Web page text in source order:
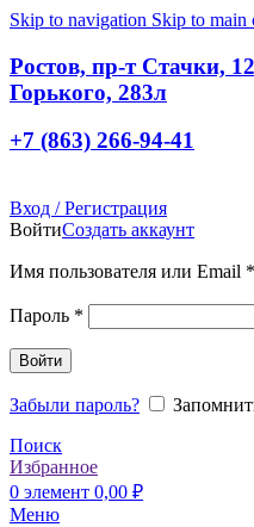
Skip to navigation Skip to main
Ростов, пр-т Стачки,
Горького, 283л
+7 (863) 266-94-41
Вход / Регистрация
ВойтиСоздать аккаунт
Имя пользователя или Email *
Пароль *
Войти
Забыли пароль?
Поиск
Избранное
0 элемент 0,00 ₽
Меню